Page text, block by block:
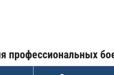
профессиональных